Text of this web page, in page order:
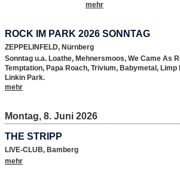
mehr
ROCK IM PARK 2026 SONNTAG
ZEPPELINFELD, Nürnberg
Sonntag u.a. Loathe, Mehnersmoos, We Came As
Temptation, Papa Roach, Trivium, Babymetal,
Linkin Park.
mehr
Montag, 8. Juni 2026
THE STRIPP
LIVE-CLUB, Bamberg
mehr